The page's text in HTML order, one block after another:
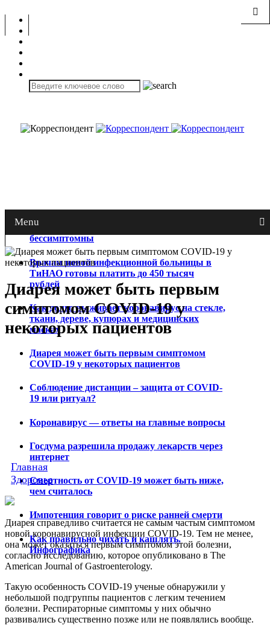
MenuНе менее 25% случаев COVID-19
бессимптомны
Врачам новой инфекционной больницы в
ТиНАО готовы платить до 450 тысяч
рублей
Как долго выживает коронавирус на стекле,
ткани, дереве, купюрах и медицинских
масках
Диарея может быть первым симптомом
COVID-19 у некоторых пациентов
Соблюдение дистанции – защита от COVID-
19 или ритуал?
Коронавирус — ответы на главные вопросы
Госдума разрешила продажу лекарств через
интернет
Смертность от COVID-19 может быть ниже,
чем считалось
Импотенция говорит о риске ранней смерти
Как правильно чихать и кашлять.
Инфографика
Диарея может быть первым
симптомом COVID-19 у
некоторых пациентов
Главная
Здоровье
Диарея справедливо считается не самым частым симптомом
новой коронавирусной инфекции COVID-19. Тем не менее,
она может оказаться первым симптомом этой болезни,
согласно исследованию, которое опубликовано в The
American Journal of Gastroenterology.
Такую особенность COVID-19 ученые обнаружили у
небольшой подгруппы пациентов с легким течением
болезни. Респираторные симптомы у них обычно
развивались существенно позже или не появлялись вообще.